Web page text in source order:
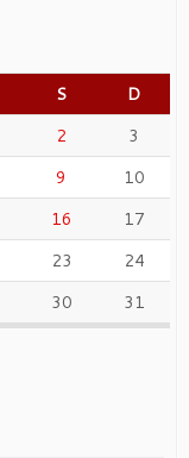
S
D
2
3
9
10
16
17
23
24
30 31